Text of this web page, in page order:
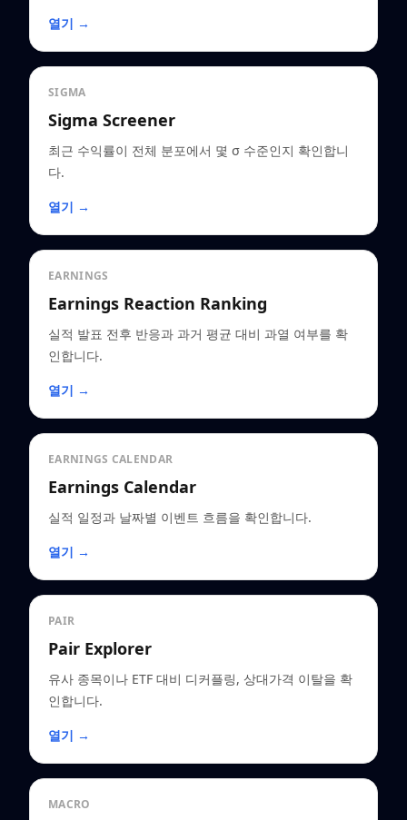
열기 →
SIGMA
Sigma Screener
최근 수익률이 전체 분포에서 몇 σ 수준인지 확인합니
다.
열기 →
EARNINGS
Earnings Reaction Ranking
실적 발표 전후 반응과 과거 평균 대비 과열 여부를 확
인합니다.
열기 →
EARNINGS CALENDAR
Earnings Calendar
실적 일정과 날짜별 이벤트 흐름을 확인합니다.
열기 →
PAIR
Pair Explorer
유사 종목이나 ETF 대비 디커플링, 상대가격 이탈을 확
인합니다.
열기 →
MACRO